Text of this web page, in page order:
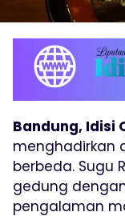
Bandung, Idisi
menghadirkan
berbeda. Sugu
gedung
pengalaman